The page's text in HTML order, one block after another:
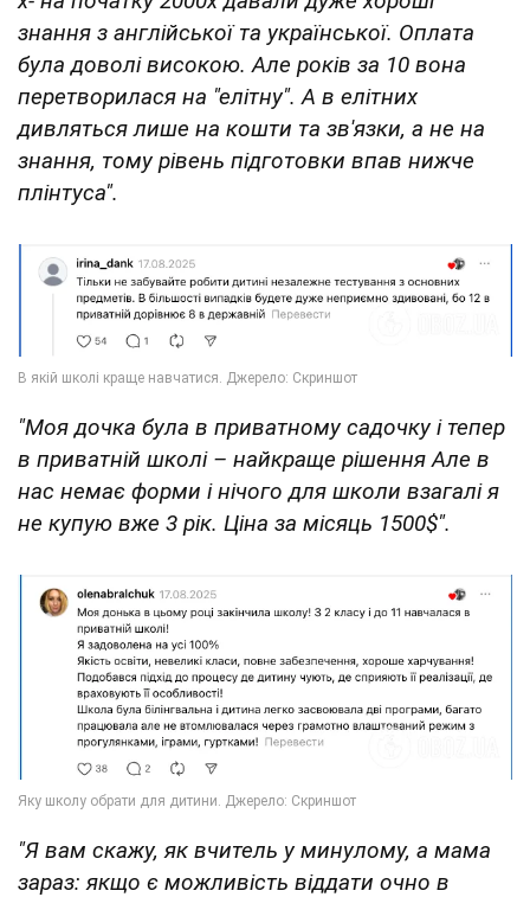
знання з англійської та української. Оплата
була доволі високою. Але років за 10 вона
перетворилася на "елітну". А в елітних
дивляться лише на кошти та зв'язки, а не на
знання, тому рівень підготовки впав нижче
плінтуса".
"Моя дочка була в приватному садочку і тепер
в приватній школі – найкраще рішення Але в
нас немає форми і нічого для школи взагалі я
не купую вже 3 рік. Ціна за місяць 1500$".
"Я вам скажу, як вчитель у минулому, а мама
зараз: якщо є можливість віддати очно в